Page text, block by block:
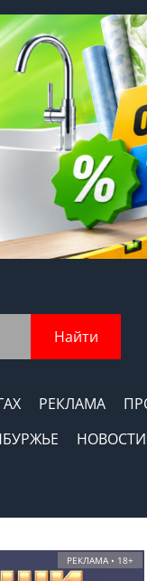
Найти
РЕКЛАМА
РЕКЛАМА • 18+